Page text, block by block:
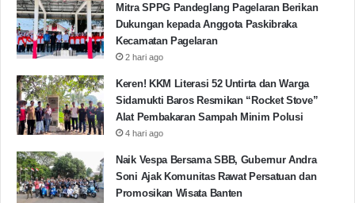
Mitra SPPG Pandeglang Pagelaran Berikan
Dukungan kepada Anggota Paskibraka
Kecamatan Pagelaran
2 hari ago
Keren! KKM Literasi 52 Untirta dan Warga
Sidamukti Baros Resmikan “Rocket Stove”
Alat Pembakaran Sampah Minim Polusi
4 hari ago
Naik Vespa Bersama SBB, Gubernur Andra
Soni Ajak Komunitas Rawat Persatuan dan
Promosikan Wisata Banten